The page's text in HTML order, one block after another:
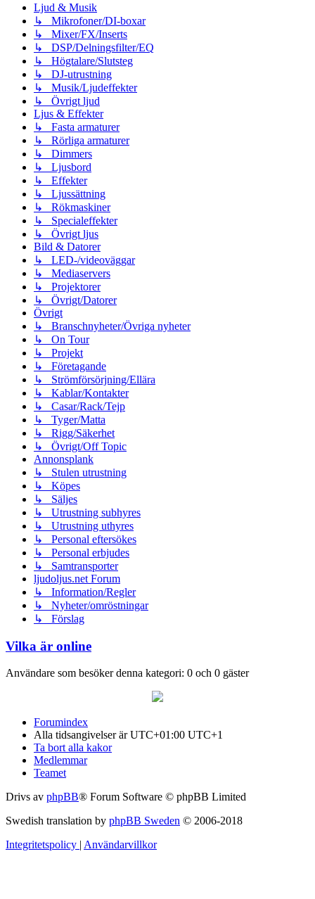
Ljud & Musik
↳ Mikrofoner/DI-boxar
↳ Mixer/FX/Inserts
↳ DSP/Delningsfilter/EQ
↳ Högtalare/Slutsteg
↳ DJ-utrustning
↳ Musik/Ljudeffekter
↳ Övrigt ljud
Ljus & Effekter
↳ Fasta armaturer
↳ Rörliga armaturer
↳ Dimmers
↳ Ljusbord
↳ Effekter
↳ Ljussättning
↳ Rökmaskiner
↳ Specialeffekter
↳ Övrigt ljus
Bild & Datorer
↳ LED-/videoväggar
↳ Mediaservers
↳ Projektorer
↳ Övrigt/Datorer
Övrigt
↳ Branschnyheter/Övriga nyheter
↳ On Tour
↳ Projekt
↳ Företagande
↳ Strömförsörjning/Ellära
↳ Kablar/Kontakter
↳ Casar/Rack/Tejp
↳ Tyger/Matta
↳ Rigg/Säkerhet
↳ Övrigt/Off Topic
Annonsplank
↳ Stulen utrustning
↳ Köpes
↳ Säljes
↳ Utrustning subhyres
↳ Utrustning uthyres
↳ Personal eftersökes
↳ Personal erbjudes
↳ Samtransporter
ljudoljus.net Forum
↳ Information/Regler
↳ Nyheter/omröstningar
↳ Förslag
Vilka är online
Användare som besöker denna kategori: 0 och 0 gäster
Forumindex
Alla tidsangivelser är UTC+01:00 UTC+1
Ta bort alla kakor
Medlemmar
Teamet
Drivs av phpBB® Forum Software © phpBB Limited
Swedish translation by phpBB Sweden © 2006-2018
Integritetspolicy | Användarvillkor